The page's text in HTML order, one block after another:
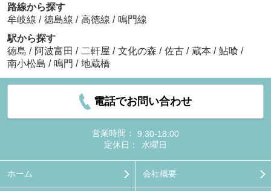
路線から探す
牟岐線 / 徳島線 / 高徳線 / 鳴門線
駅から探す
徳島 / 阿波富田 / 二軒屋 / 文化の森 / 佐古 / 蔵本 / 鮎喰 /
南小松島 / 鳴門 / 地蔵橋
電話でお問い合わせ
営業時間：
9:30-18:00
定休日：
水曜日
ホーム 会社概要